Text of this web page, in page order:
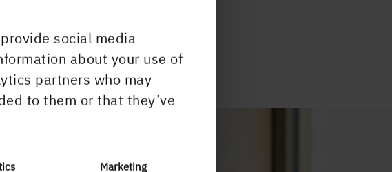
social media
about your use of
partners who may
to them or that they’ve
Marketing